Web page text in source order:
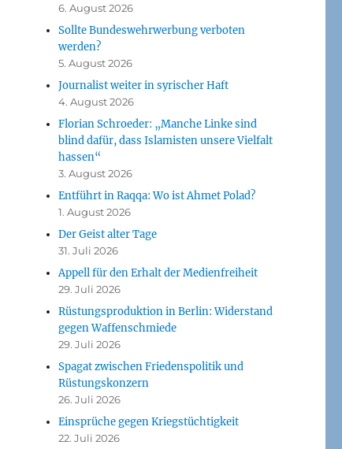
6. August 2026
Sollte Bundeswehrwerbung verboten
werden?
5. August 2026
Journalist weiter in syrischer Haft
4. August 2026
Florian Schroeder: „Manche Linke sind
blind dafür, dass Islamisten unsere Vielfalt
hassen“
3. August 2026
Entführt in Raqqa: Wo ist Ahmet Polad?
1. August 2026
Der Geist alter Tage
31. Juli 2026
Appell für den Erhalt der Medienfreiheit
29. Juli 2026
Rüstungsproduktion in Berlin: Widerstand
gegen Waffenschmiede
29. Juli 2026
Spagat zwischen Friedenspolitik und
Rüstungskonzern
26. Juli 2026
Einsprüche gegen Kriegstüchtigkeit
22. Juli 2026